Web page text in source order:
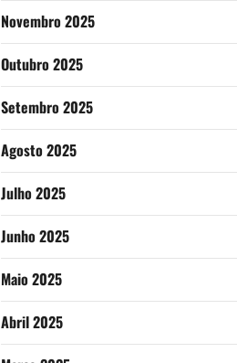
Novembro 2025
Outubro 2025
Setembro 2025
Agosto 2025
Julho 2025
Junho 2025
Maio 2025
Abril 2025